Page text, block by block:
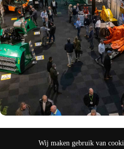
Wij maken gebruik van
legt accent op de rol van AI
nov 9, 2024